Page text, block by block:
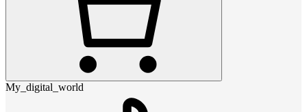
My_digital_world